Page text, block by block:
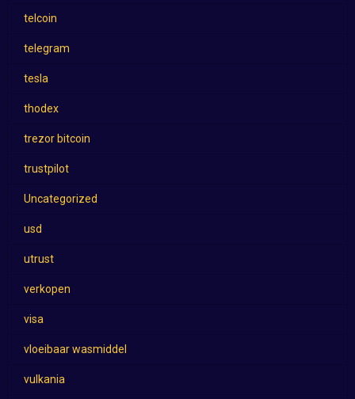
telcoin
telegram
tesla
thodex
trezor bitcoin
trustpilot
Uncategorized
usd
utrust
verkopen
visa
vloeibaar wasmiddel
vulkania